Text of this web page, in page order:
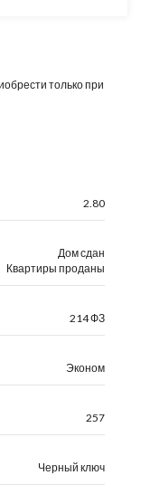
только при
2.80
Дом сдан
Квартиры проданы
214 ФЗ
Эконом
257
Черный ключ